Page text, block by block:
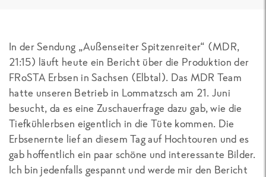
In der Sendung „Außenseiter Spitzenreiter“ (MDR,
21:15) läuft heute ein Bericht über die Produktion der
FRoSTA Erbsen in Sachsen (Elbtal). Das MDR Team
hatte unseren Betrieb in Lommatzsch am 21. Juni
besucht, da es eine Zuschauerfrage dazu gab, wie die
Tiefkühlerbsen eigentlich in die Tüte kommen. Die
Erbsenernte lief an diesem Tag auf Hochtouren und es
gab hoffentlich ein paar schöne und interessante Bilder.
Ich bin jedenfalls gespannt und werde mir den Bericht